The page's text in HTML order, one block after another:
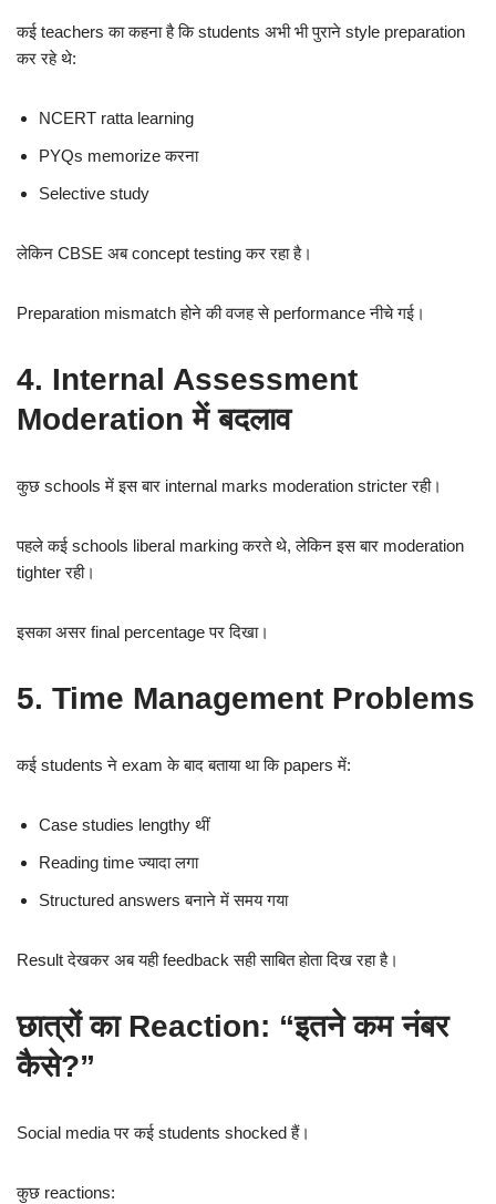
कई teachers का कहना है कि students अभी भी पुराने style preparation
कर रहे थे:
NCERT ratta learning
PYQs memorize करना
Selective study
लेकिन CBSE अब concept testing कर रहा है।
Preparation mismatch होने की वजह से performance नीचे गई।
4. Internal Assessment
Moderation में बदलाव
कुछ schools में इस बार internal marks moderation stricter रही।
पहले कई schools liberal marking करते थे, लेकिन इस बार moderation
tighter रही।
इसका असर final percentage पर दिखा।
5. Time Management Problems
कई students ने exam के बाद बताया था कि papers में:
Case studies lengthy थीं
Reading time ज्यादा लगा
Structured answers बनाने में समय गया
Result देखकर अब यही feedback सही साबित होता दिख रहा है।
छात्रों का Reaction: “इतने कम नंबर
कैसे?”
Social media पर कई students shocked हैं।
कुछ reactions: